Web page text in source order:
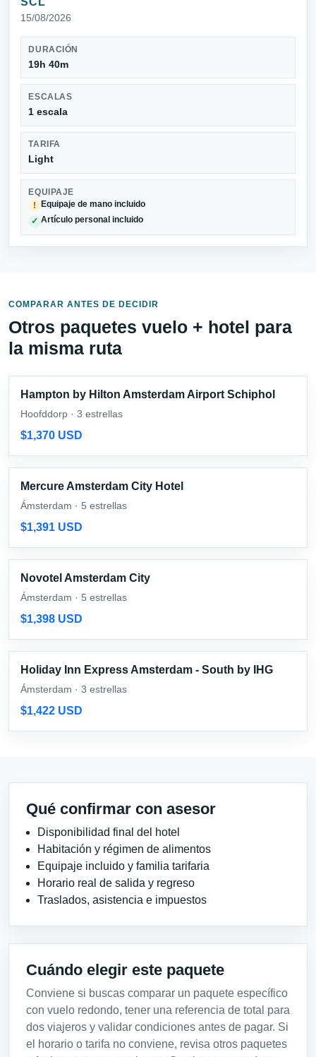
15/08/2026
DURACIÓN
19h 40m
ESCALAS
1 escala
TARIFA
Light
EQUIPAJE
!
Equipaje de mano incluido
✓ Artículo personal incluido
COMPARAR ANTES DE DECIDIR
Otros paquetes vuelo + hotel para
la misma ruta
Hampton by Hilton Amsterdam Airport Schiphol
Hoofddorp · 3 estrellas
$1,370 USD
Mercure Amsterdam City Hotel
Ámsterdam · 5 estrellas
$1,391 USD
Novotel Amsterdam City
Ámsterdam · 5 estrellas
$1,398 USD
Holiday Inn Express Amsterdam - South by IHG
Ámsterdam · 3 estrellas
$1,422 USD
Qué confirmar con asesor
Disponibilidad final del hotel
Habitación y régimen de alimentos
Equipaje incluido y familia tarifaria
Horario real de salida y regreso
Traslados, asistencia e impuestos
Cuándo elegir este paquete
Conviene si buscas comparar un paquete específico
con vuelo redondo, tener una referencia de total para
dos viajeros y validar condiciones antes de pagar. Si
el horario o tarifa no conviene, revisa otros paquetes